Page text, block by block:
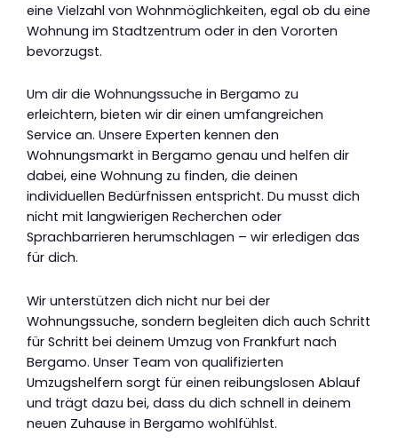
eine Vielzahl von Wohnmöglichkeiten, egal ob du eine
Wohnung im Stadtzentrum oder in den Vororten
bevorzugst.
Um dir die Wohnungssuche in Bergamo zu
erleichtern, bieten wir dir einen umfangreichen
Service an. Unsere Experten kennen den
Wohnungsmarkt in Bergamo genau und helfen dir
dabei, eine Wohnung zu finden, die deinen
individuellen Bedürfnissen entspricht. Du musst dich
nicht mit langwierigen Recherchen oder
Sprachbarrieren herumschlagen – wir erledigen das
für dich.
Wir unterstützen dich nicht nur bei der
Wohnungssuche, sondern begleiten dich auch Schritt
für Schritt bei deinem Umzug von Frankfurt nach
Bergamo. Unser Team von qualifizierten
Umzugshelfern sorgt für einen reibungslosen Ablauf
und trägt dazu bei, dass du dich schnell in deinem
neuen Zuhause in Bergamo wohlfühlst.